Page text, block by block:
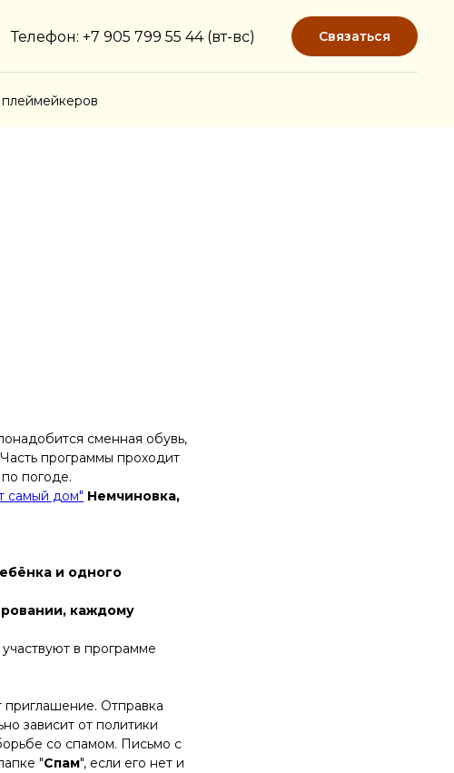
Телефон: +7 905 799 55 44 (вт-вс) Связаться
сменная обувь,
программы проходит
погоде.
самый дом" Немчиновка,
и одного
каждому
в программе
приглашение. Отправка
зависит от политики
со спамом. Письмо с
"Спам", если его нет и